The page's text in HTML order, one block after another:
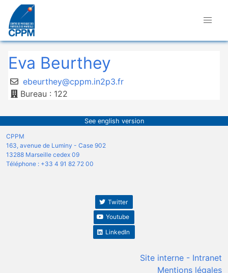
Eva Beurthey
ebeurthey@cppm.in2p3.fr
Bureau : 122
See english version
CPPM
163, avenue de Luminy - Case 902
13288 Marseille cedex 09
Téléphone : +33 4 91 82 72 00
Twitter
Youtube
LinkedIn
Site interne - Intranet
Mentions légales